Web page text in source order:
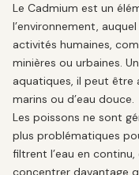
Le Cadmium est un
l’environnement,
activités humaines,
minières ou urbaines.
aquatiques, il peut être
marins ou d’eau douce.
Les poissons ne sont
plus problématiques
filtrent l’eau en
concentrer davantage